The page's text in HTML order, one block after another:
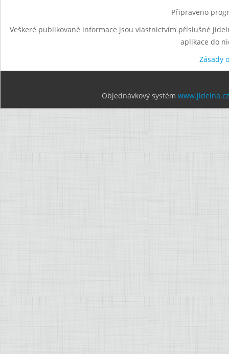
Připraveno
Veškeré publikované informace jsou vlastnictvím příslušné
aplikace do
Zásady
Objednávkový systém www.jidelna.cz